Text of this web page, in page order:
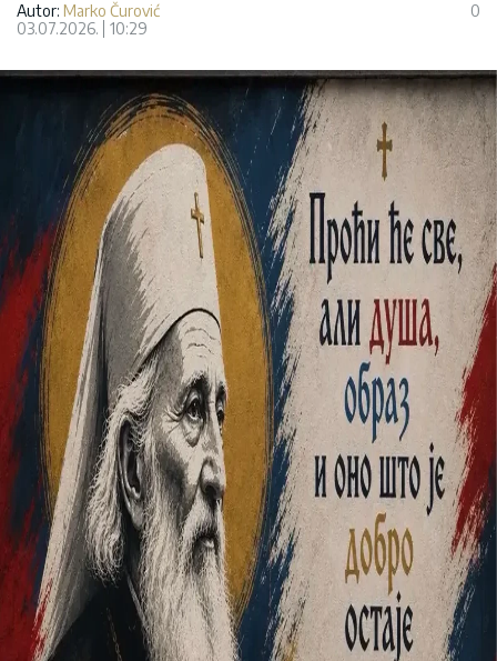
Autor: Marko Čurović
03.07.2026.
10:29
0